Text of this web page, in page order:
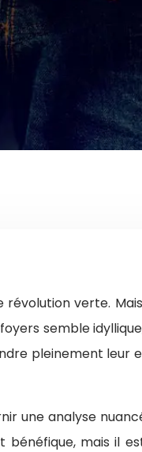
verte.
semble
pleinement leur
une analyse
bénéfique, mais il